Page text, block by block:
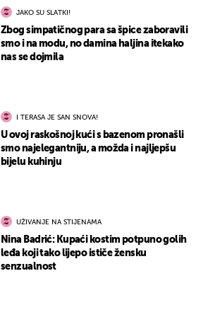
JAKO SU SLATKI!
Zbog simpatičnog para sa špice zaboravili
smo i na modu, no damina haljina itekako
nas se dojmila
I TERASA JE SAN SNOVA!
U ovoj raskošnoj kući s bazenom pronašli
smo najelegantniju, a možda i najljepšu
bijelu kuhinju
UŽIVANJE NA STIJENAMA
Nina Badrić: Kupaći kostim potpuno golih
leđa koji tako lijepo ističe žensku
senzualnost